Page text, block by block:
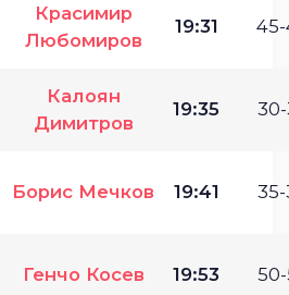
Красимир
Любомиров
19:31 45-
Калоян
Димитров
19:35 30-
Борис Мечков 19:41 35-
Генчо Косев 19:53 50-